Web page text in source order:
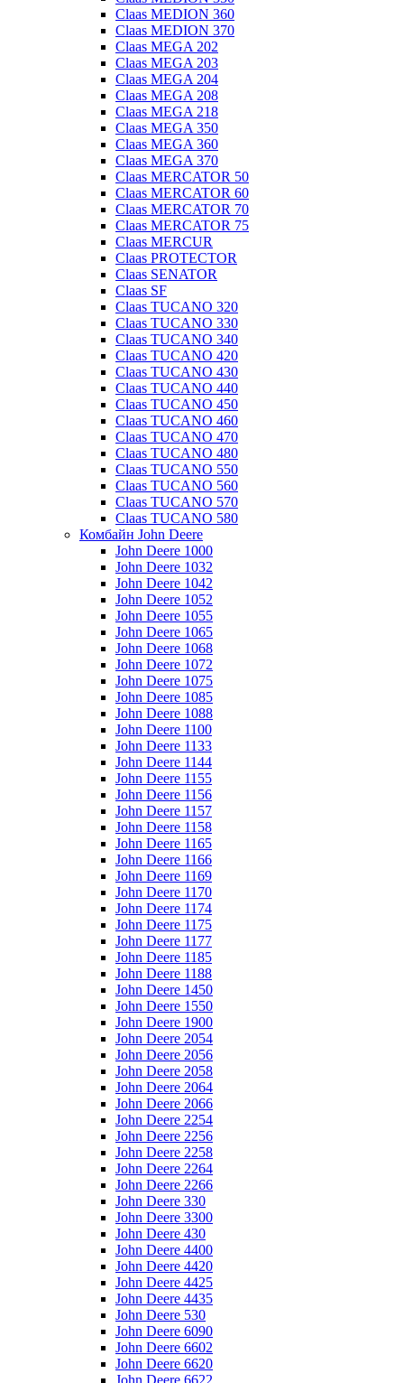
Claas MEDION 360
Claas MEDION 370
Claas MEGA 202
Claas MEGA 203
Claas MEGA 204
Claas MEGA 208
Claas MEGA 218
Claas MEGA 350
Claas MEGA 360
Claas MEGA 370
Claas MERCATOR 50
Claas MERCATOR 60
Claas MERCATOR 70
Claas MERCATOR 75
Claas MERCUR
Claas PROTECTOR
Claas SENATOR
Claas SF
Claas TUCANO 320
Claas TUCANO 330
Claas TUCANO 340
Claas TUCANO 420
Claas TUCANO 430
Claas TUCANO 440
Claas TUCANO 450
Claas TUCANO 460
Claas TUCANO 470
Claas TUCANO 480
Claas TUCANO 550
Claas TUCANO 560
Claas TUCANO 570
Claas TUCANO 580
Комбайн John Deere
John Deere 1000
John Deere 1032
John Deere 1042
John Deere 1052
John Deere 1055
John Deere 1065
John Deere 1068
John Deere 1072
John Deere 1075
John Deere 1085
John Deere 1088
John Deere 1100
John Deere 1133
John Deere 1144
John Deere 1155
John Deere 1156
John Deere 1157
John Deere 1158
John Deere 1165
John Deere 1166
John Deere 1169
John Deere 1170
John Deere 1174
John Deere 1175
John Deere 1177
John Deere 1185
John Deere 1188
John Deere 1450
John Deere 1550
John Deere 1900
John Deere 2054
John Deere 2056
John Deere 2058
John Deere 2064
John Deere 2066
John Deere 2254
John Deere 2256
John Deere 2258
John Deere 2264
John Deere 2266
John Deere 330
John Deere 3300
John Deere 430
John Deere 4400
John Deere 4420
John Deere 4425
John Deere 4435
John Deere 530
John Deere 6090
John Deere 6602
John Deere 6620
John Deere 6622